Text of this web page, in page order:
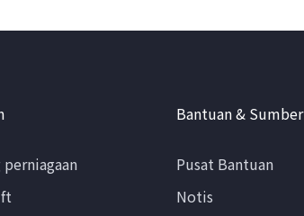
Bantuan & Sumber
Pusat Bantuan
Notis